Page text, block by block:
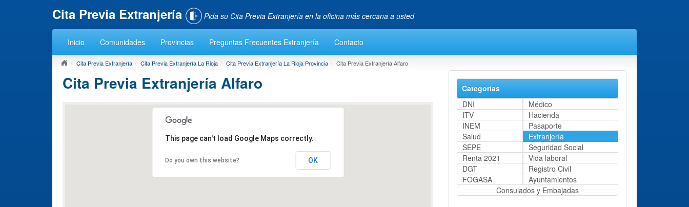
Cita Previa Extranjería Pida su Cita Previa Extranjería en la oficina más cercana a usted
Inicio Comunidades Provincias Preguntas Frecuentes Extranjería Contacto
Cita Previa Extranjería Cita Previa Extranjería La Rioja Cita Previa Extranjería La Rioja Provincia Cita Previa Extranjería Alfaro
Cita Previa Extranjería Alfaro
This page can't load Google Maps correctly.
Do you own this website? OK
Categorías
DNI
Médico
ITV
Hacienda
INEM
Pasaporte
Salud
Extranjería
SEPE
Seguridad Social
Renta 2021
Vida laboral
DGT
Registro Civil
FOGASA
Ayuntamientos
Consulados y Embajadas